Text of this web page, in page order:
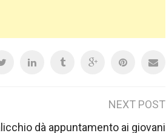
NEXT POST
dà appuntamento ai giovani